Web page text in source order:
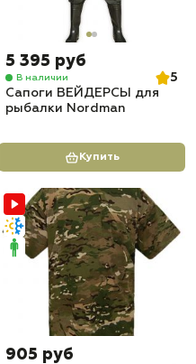
5 395 руб
В наличии
5
Сапоги ВЕЙДЕРСЫ для
рыбалки Nordman
Купить
905 руб